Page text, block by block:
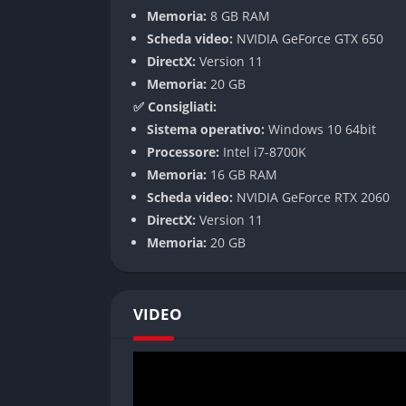
Esplorazione e tensione
Ogni passo nell’isola può portare a un
ricca di momenti di puro terrore.
Meccaniche di gioco
Atmosfera e direzione artistica
Colori caldi, luci naturali e contrasti intensi
richiama sogni e incubi a occhi aperti.
Suono e immersione
Il silenzio, il vento e la musica eterea
annunciare qualcosa di importante o di
Memoria: 8 GB RAM
Scheda video: NVIDIA GeForce GTX 650
DirectX: Version 11
Memoria: 20 GB
✅ Consigliati:
Sistema operativo: Windows 10 64bit
Processore: Intel i7-8700K
Memoria: 16 GB RAM
Scheda video: NVIDIA GeForce RTX 2060
DirectX: Version 11
Memoria: 20 GB
VIDEO